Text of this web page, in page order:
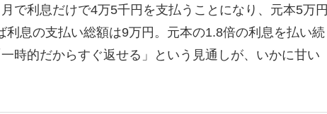
で利息だけで4万5千円を支払うことになり、元本5万円
息の支払い総額は9万円。元本の1.8倍の利息を払い続
時的だからすぐ返せる」という見通しが、いかに甘い